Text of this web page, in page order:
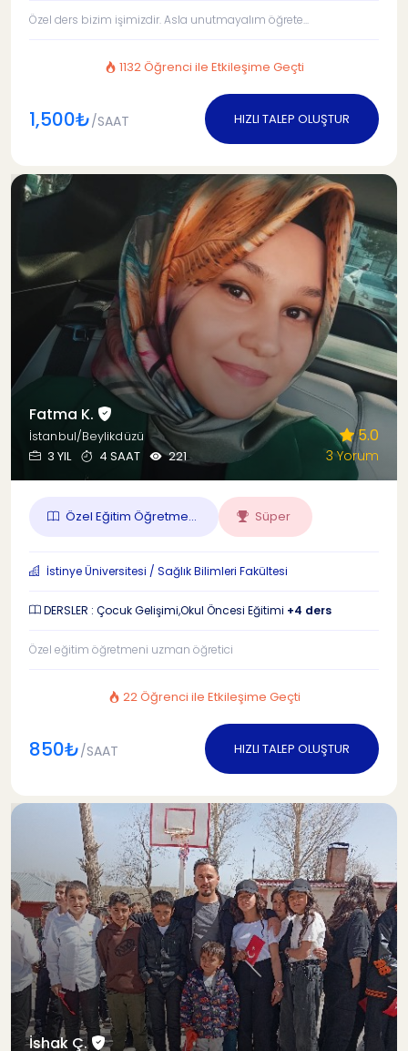
Özel ders bizim işimizdir. Asla unutmayalım öğrete...
1132 Öğrenci ile Etkileşime Geçti
1,500₺/SAAT HIZLI TALEP OLUŞTUR
Fatma K.
İstanbul/Beylikdüzü
3 YIL
4 SAAT 221
5.0
3 Yorum
Özel Eğitim Öğretme... Süper
İstinye Üniversitesi / Sağlık Bilimleri Fakültesi
DERSLER : Çocuk Gelişimi,Okul Öncesi Eğitimi +4 ders
Özel eğitim öğretmeni uzman öğretici
22 Öğrenci ile Etkileşime Geçti
850₺/SAAT HIZLI TALEP OLUŞTUR
İshak Ç.